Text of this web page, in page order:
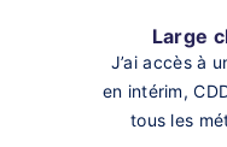
Large
J’ai accès à
en intérim,
tous les